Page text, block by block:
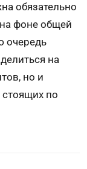
обязательно
фоне общей
очередь
на
но и
стоящих по